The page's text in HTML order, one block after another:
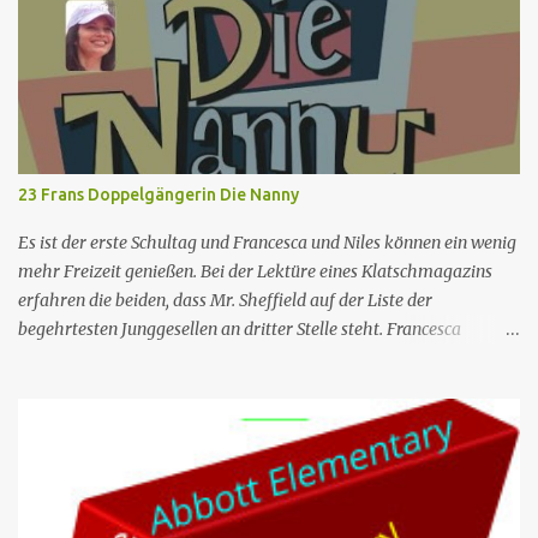
Night in Hump Junction (aka His Ugly Bundle) Regie James
Widdoes Drehbuch Handlung: Mark Roberts Schauspiel: Chuck
Lorre & Lee Aronsohn Erstaus­strahlung USA 21. Apr. 2008
Deutsch­sprachige Erstaus­strahlung (A/D) 2. Mai 2009 Die Serie
drehte sich zunächst um das Leben der Harper-Brüder Charlie
und Alan sowie Alans Sohn Jake. Charlie ist ein Junggeselle, der
seinen Lebensunterhalt mit dem Schreiben von Werbejingles
verdient und einen hedonistischen Lebensstil führt. Als Alans F...
23 Frans Doppelgängerin Die Nanny
Es ist der erste Schultag und Francesca und Niles können ein wenig
mehr Freizeit genießen. Bei der Lektüre eines Klatschmagazins
erfahren die beiden, dass Mr. Sheffield auf der Liste der
begehrtesten Junggesellen an dritter Stelle steht. Francesca
Nachtclub zu gehen. Der Mann ist der einzige, dem es gelingt, in
einen exklusiven Club zu gelangen, und dort trifft er Leslie, ein
Mädchen, das Francesca körperlich und in den Gesten sehr ähnlich
ist. Die Ähnlichkeit zwischen den beiden ist für jeden
offensichtlich, außer für Francesca und Maxwell. Herr Sheffield